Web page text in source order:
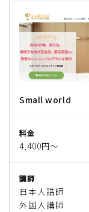
Small world
料金
4,400円〜
講師
日本人講師
外国人講師